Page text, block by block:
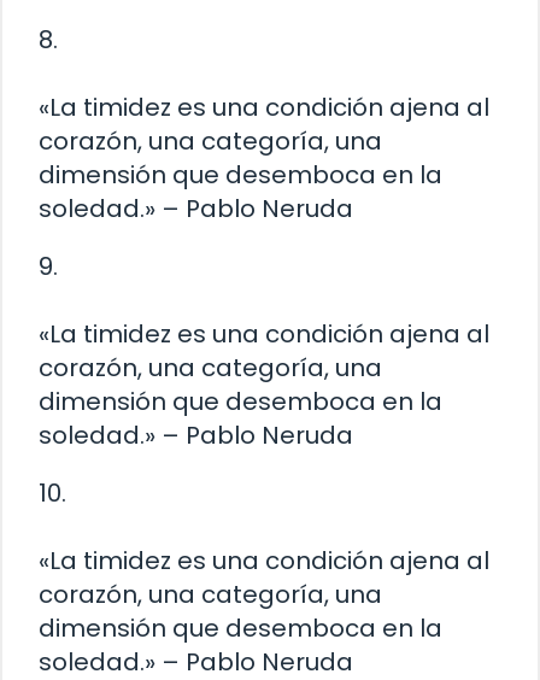
8.
«La timidez es una condición ajena al
corazón, una categoría, una
dimensión que desemboca en la
soledad.» – Pablo Neruda
9.
«La timidez es una condición ajena al
corazón, una categoría, una
dimensión que desemboca en la
soledad.» – Pablo Neruda
10.
«La timidez es una condición ajena al
corazón, una categoría, una
dimensión que desemboca en la
soledad.» – Pablo Neruda